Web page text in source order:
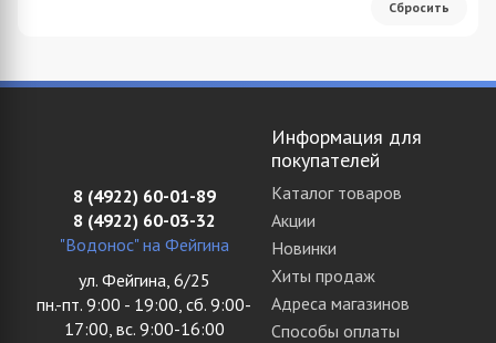
Cбросить
8 (4922) 60-01-89
8 (4922) 60-03-32
"Водонос" на Фейгина
ул. Фейгина, 6/25
пн.-пт. 9:00 - 19:00, сб. 9:00-
17:00, вс. 9:00-16:00
Информация для
покупателей
Каталог товаров
Акции
Новинки
Хиты продаж
Адреса магазинов
Способы оплаты